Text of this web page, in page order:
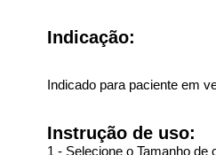
Indicação:
Indicado para paciente em
Instrução de uso:
1 - Selecione o Tamanho